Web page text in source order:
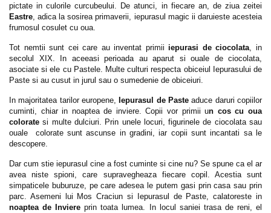
pictate in culorile curcubeului. De atunci, in fiecare an, de ziua zeitei
Eastre, adica la sosirea primaverii, iepurasul magic ii daruieste acesteia
frumosul cosulet cu oua.
Tot nemtii sunt cei care au inventat primii iepurasi de ciocolata, in
secolul XIX. In aceeasi perioada au aparut si ouale de ciocolata,
asociate si ele cu Pastele. Multe culturi respecta obiceiul Iepurasului de
Paste si au cusut in jurul sau o sumedenie de obiceiuri.
In majoritatea tarilor europene, Iepurasul de Paste aduce daruri copiilor
cuminti, chiar in noaptea de inviere. Copii vor primii un cos cu oua
colorate si multe dulciuri. Prin unele locuri, figurinele de ciocolata sau
ouale colorate sunt ascunse in gradini, iar copii sunt incantati sa le
descopere.
Dar cum stie iepurasul cine a fost cuminte si cine nu? Se spune ca el ar
avea niste spioni, care supravegheaza fiecare copil. Acestia sunt
simpaticele buburuze, pe care adesea le putem gasi prin casa sau prin
parc. Asemeni lui Mos Craciun si Iepurasul de Paste, calatoreste in
noaptea de
Inviereprin toata lumea. In locul saniei trasa de reni, el